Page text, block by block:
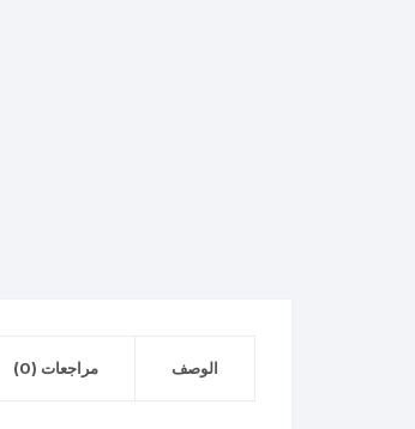
الوصف مراجعات (0)